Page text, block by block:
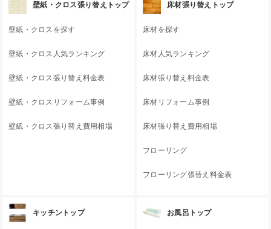
壁紙・クロス張り替えトップ
壁紙・クロスを探す
壁紙・クロス人気ランキング
壁紙・クロス張り替え料金表
壁紙・クロスリフォーム事例
壁紙・クロス張り替え費用相場
床材張り替えトップ
床材を探す
床材人気ランキング
床材張り替え料金表
床材リフォーム事例
床材張り替え費用相場
フローリング
フローリング張替え料金表
キッチントップ お風呂トップ